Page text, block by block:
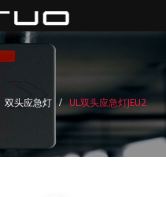
双头应急灯 / UL双头应急灯JEU2